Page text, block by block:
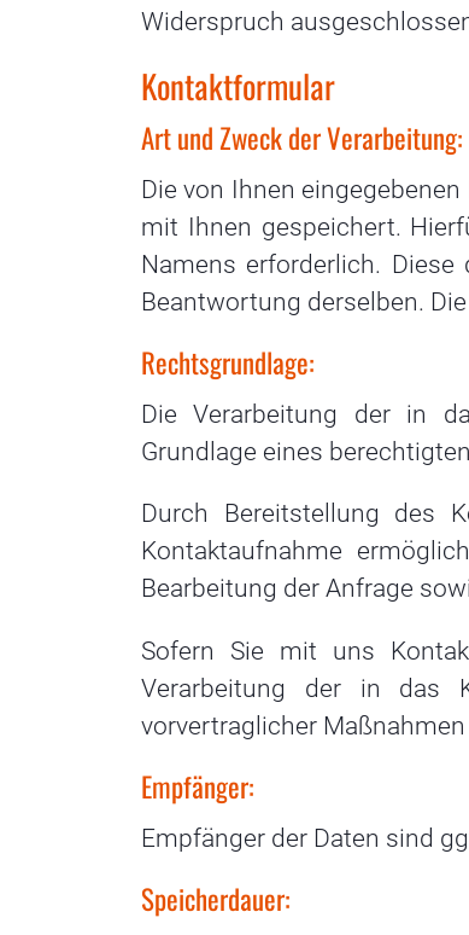
Widerspruch
Kontaktformular
Art und Zweck der Verarbeitung:
Die von Ihnen
mit Ihnen gespeichert.
Namens erforderlich.
Beantwortung derselben.
Rechtsgrundlage:
Die Verarbeitung der in
Grundlage eines
Durch Bereitstellung des
Kontaktaufnahme
Bearbeitung der Anfrage
Sofern Sie mit uns
Verarbeitung der in das
vorvertraglicher Maßnahmen
Empfänger:
Empfänger der Daten sind
Speicherdauer: